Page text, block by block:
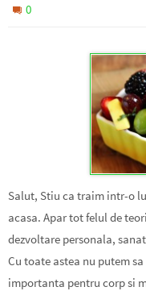
0
Salut, Stiu ca traim intr-o
acasa. Apar tot felul de
dezvoltare personala,
Cu toate astea nu putem
importanta pentru corp si